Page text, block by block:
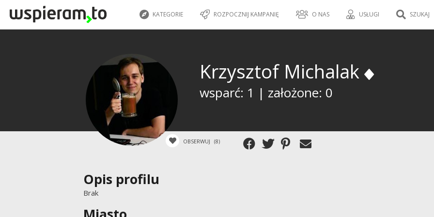
KATEGORIE ROZPOCZNIJ KAMPANIĘ O NAS USŁUGI SZUKAJ
Krzysztof Michalak
wsparć: 1 | założone: 0
OBSERWUJ (8)
Opis profilu
Brak